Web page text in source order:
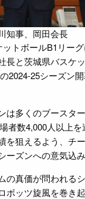
知事、岡田会長
トボールB1リー
長と茨城県バスケ
2024-25シーズン
は多くのブースタ
者数4,000人以上
を狙えるよう、チ
ズンへの意気込み
の真価が問われる
ボッツ旋風を巻き